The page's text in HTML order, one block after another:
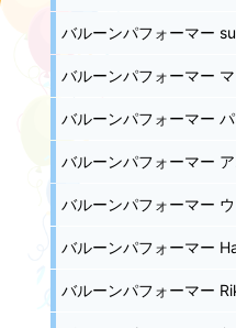
バルーンパフォーマー
バルーンパフォーマー
バルーンパフォーマー
バルーンパフォーマー
バルーンパフォーマー
バルーンパフォーマー
バルーンパフォーマー